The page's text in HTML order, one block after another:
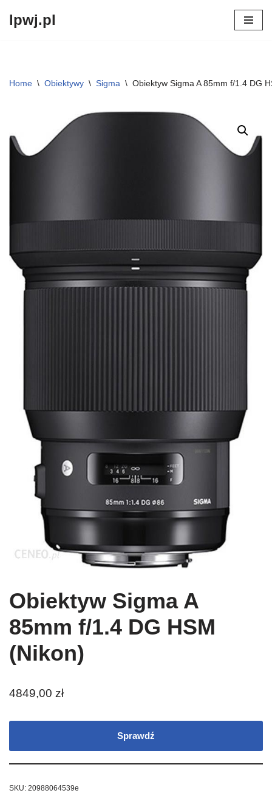
lpwj.pl
Home \ Obiektywy \ Sigma \ Obiektyw Sigma A 85mm f/1.4 DG
Obiektyw Sigma A
85mm f/1.4 DG HSM
(Nikon)
4849,00 zł
Sprawdź
SKU: 20988064539e